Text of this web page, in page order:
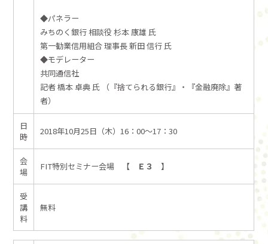
◆パネラー
みちのく銀行 相談役 杉本 康雄 氏
第一勧業信用組合 理事長 新田 信行 氏
◆モデレーター
共同通信社
記者 橋本 卓典 氏 （『捨てられる銀行』・『金融廃除』著
者）
日
時
2018年10月25日（木）16：00～17：30
会
場
FIT特別セミナー会場 【 Ｅ３ 】
受
講
料
無料